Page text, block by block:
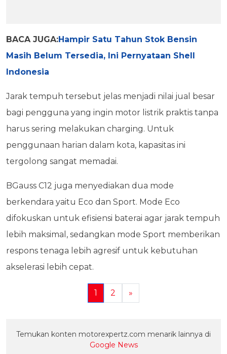
BACA JUGA:Hampir Satu Tahun Stok Bensin
Masih Belum Tersedia, Ini Pernyataan Shell
Indonesia
Jarak tempuh tersebut jelas menjadi nilai jual besar
bagi pengguna yang ingin motor listrik praktis tanpa
harus sering melakukan charging. Untuk
penggunaan harian dalam kota, kapasitas ini
tergolong sangat memadai.
BGauss C12 juga menyediakan dua mode
berkendara yaitu Eco dan Sport. Mode Eco
difokuskan untuk efisiensi baterai agar jarak tempuh
lebih maksimal, sedangkan mode Sport memberikan
respons tenaga lebih agresif untuk kebutuhan
akselerasi lebih cepat.
1 2 »
Temukan konten motorexpertz.com menarik lainnya di
Google News